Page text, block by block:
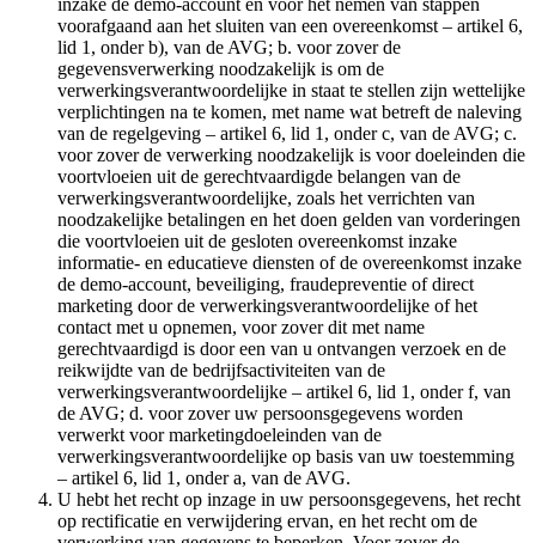
inzake de demo-account en voor het nemen van stappen
voorafgaand aan het sluiten van een overeenkomst – artikel 6,
lid 1, onder b), van de AVG; b. voor zover de
gegevensverwerking noodzakelijk is om de
verwerkingsverantwoordelijke in staat te stellen zijn wettelijke
verplichtingen na te komen, met name wat betreft de naleving
van de regelgeving – artikel 6, lid 1, onder c, van de AVG; c.
voor zover de verwerking noodzakelijk is voor doeleinden die
voortvloeien uit de gerechtvaardigde belangen van de
verwerkingsverantwoordelijke, zoals het verrichten van
noodzakelijke betalingen en het doen gelden van vorderingen
die voortvloeien uit de gesloten overeenkomst inzake
informatie- en educatieve diensten of de overeenkomst inzake
de demo-account, beveiliging, fraudepreventie of direct
marketing door de verwerkingsverantwoordelijke of het
contact met u opnemen, voor zover dit met name
gerechtvaardigd is door een van u ontvangen verzoek en de
reikwijdte van de bedrijfsactiviteiten van de
verwerkingsverantwoordelijke – artikel 6, lid 1, onder f, van
de AVG; d. voor zover uw persoonsgegevens worden
verwerkt voor marketingdoeleinden van de
verwerkingsverantwoordelijke op basis van uw toestemming
– artikel 6, lid 1, onder a, van de AVG.
U hebt het recht op inzage in uw persoonsgegevens, het recht
op rectificatie en verwijdering ervan, en het recht om de